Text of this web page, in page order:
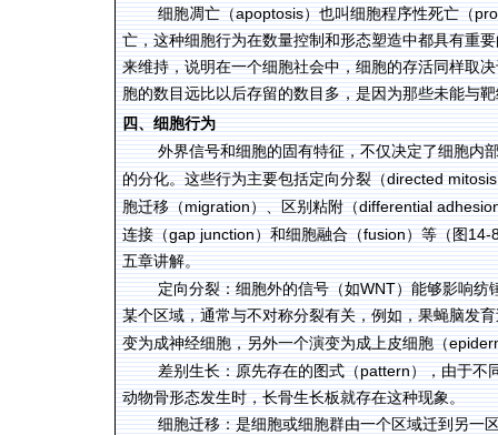
细胞凋亡（apoptosis）也叫细胞程序性死亡（
亡，这种细胞行为在数量控制和形态塑造中都具有重
来维持，说明在一个细胞社会中，细胞的存活同样取
胞的数目远比以后存留的数目多，是因为那些未能与
四、细胞行为
外界信号和细胞的固有特征，不仅决定了细胞内
的分化。这些行为主要包括定向分裂（directed mitosis
胞迁移（migration）、区别粘附（differential
连接（gap junction）和细胞融合（fusion）等（图14-
五章讲解。
定向分裂：细胞外的信号（如WNT）能够影响纺
某个区域，通常与不对称分裂有关，例如，果蝇脑发
变为成神经细胞，另外一个演变为成上皮细胞（
差别生长：原先存在的图式（pattern），由于不
动物骨形态发生时，长骨生长板就存在这种现象。
细胞迁移：是细胞或细胞群由一个区域迁到另一